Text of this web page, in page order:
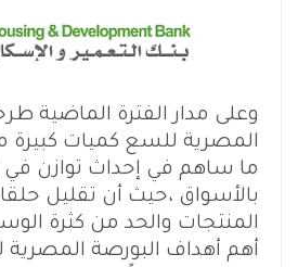
وعلى مدار الفترة الماضية
المصرية للسع كميات كبيرة
ما ساهم في إحداث توازن في
بالأسواق ،حيث أن تقليل
المنتجات والحد من كثرة
أهم أهداف البورصة المصرية